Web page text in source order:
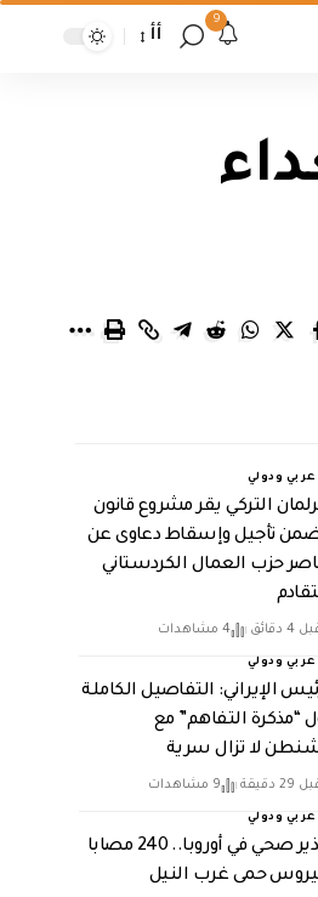
9
أأ
عربي ودولي
التركي يقر مشروع قانون
تأجيل وإسقاط دعاوى عن
حزب العمال الكردستاني
4 دقائق 4 مشاهدات
عربي ودولي
الإيراني: التفاصيل الكاملة
“مذكرة التفاهم” مع
لا تزال سرية
29 دقيقة 9 مشاهدات
عربي ودولي
تحذير صحي في أوروبا.. 240 مصابا
حمى غرب النيل